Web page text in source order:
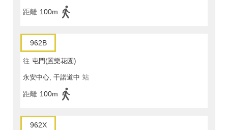
距離 100m
962B
往 屯門(置樂花園)
永安中心, 干諾道中 站
距離 100m
962X